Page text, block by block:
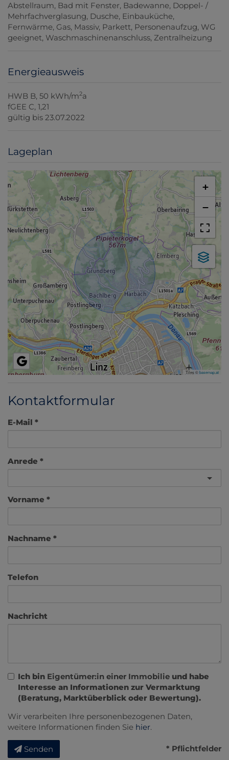
Abstellraum Bad mit Fenster Badewanne Doppel- /
Mehrfachverglasung Dusche Einbauküche
Fernwärme Gas Massiv Parkett Personenaufzug WG
geeignet Waschmaschinenanschluss Zentralheizung
Energieausweis
HWB B, 50 kWh/m2a
fGEE C, 1,21
gültig bis 23.07.2022
Lageplan
+
−
Tiles ©basemap.at
Kontaktformular
E-Mail
Anrede
Vorname
Nachname
Telefon
Nachricht
Ich bin Eigentümer:in einer Immobilie und habe
Interesse an Informationen zur Vermarktung
(Beratung, Marktüberblick oder Bewertung).
Wir verarbeiten Ihre personenbezogenen Daten,
weitere Informationen finden Sie hier.
Senden * Pflichtfelder